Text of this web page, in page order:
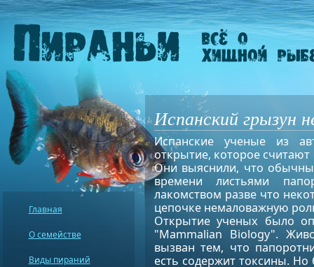
Испанский грызун
Испанские ученые из
открытие, которое считают
Они выяснили, что
времени листьями
лакомством разве что
цепочке немаловажную
Открытие ученых было
"Mammalian Biology".
вызван тем, что
есть содержит токсины.
Главная
О семействе
Виды пираний